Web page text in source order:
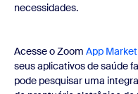
necessidades.
Acesse o Zoom App
seus aplicativos de saúde
pode pesquisar uma